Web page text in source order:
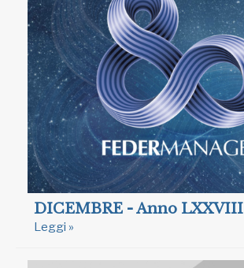
DICEMBRE - Anno LXXVIII
Leggi »